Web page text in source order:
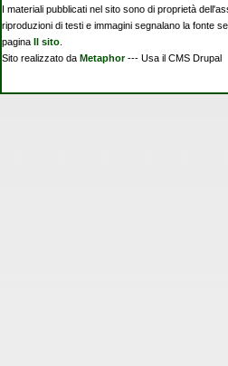
I materiali pubblicati nel sito sono di proprietà
riproduzioni di testi e immagini segnalano la fonte
pagina Il sito
Sito realizzato da Metaphor--- Usa il CMS Drupal